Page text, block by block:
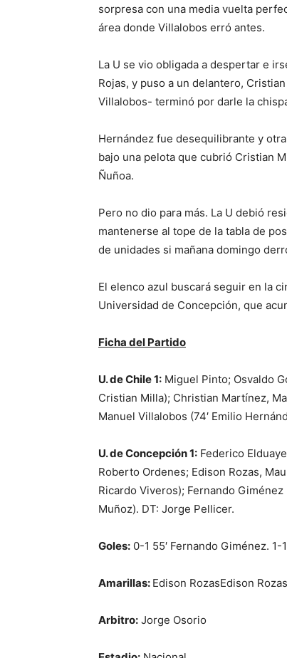
sorpresa con una media vuelta
área donde Villalobos erró antes.
La U se vio obligada a despertar e
Rojas, y puso a un delantero,
Villalobos- terminó por darle la
Hernández fue desequilibrante y
bajo una pelota que cubrió Cristian
Ñuñoa.
Pero no dio para más. La U debió
mantenerse al tope de la tabla de
de unidades si mañana domingo
El elenco azul buscará seguir en la
Universidad de Concepción, que
Ficha del Partido
U. de Chile 1: Miguel Pinto; Osvaldo
Cristian Milla); Christian Martínez,
Manuel Villalobos (74′ Emilio
U. de Concepción 1: Federico
Roberto Ordenes; Edison Rozas,
Ricardo Viveros); Fernando
Muñoz). DT: Jorge Pellicer.
Goles: 0-1 55′ Fernando Giménez. 1-
Amarillas: Edison RozasEdison
Arbitro: Jorge Osorio